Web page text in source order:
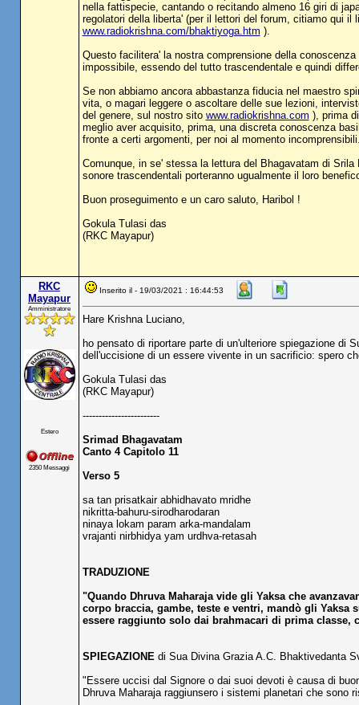
nella fattispecie, cantando o recitando almeno 16 giri di
regolatori della liberta' (per il lettori del forum, citiamo qui
www.radiokrishna.com/bhaktiyoga.htm ).
Questo facilitera' la nostra comprensione della
impossibile, essendo del tutto trascendentale e quindi
Se non abbiamo ancora abbastanza fiducia nel maestro
vita, o magari leggere o ascoltare delle sue lezioni,
del genere, sul nostro sito www.radiokrishna.com ), prima
meglio aver acquisito, prima, una discreta conoscenza
fronte a certi argomenti, per noi al momento
Comunque, in se' stessa la lettura del Bhagavatam di
sonore trascendentali porteranno ugualmente il loro
Buon proseguimento e un caro saluto, Haribol !
Gokula Tulasi das
(RKC Mayapur)
RKC
Mayapur
Amministratore
Estero
2350 Messaggi
Inserito il - 19/03/2021 : 16:44:53
Hare Krishna Luciano,
ho pensato di riportare parte di un'ulteriore spiegazione di
dell'uccisione di un essere vivente in un sacrificio: spero
Gokula Tulasi das
(RKC Mayapur)
------------------------
Srimad Bhagavatam
Canto 4 Capitolo 11
Verso 5
sa tan prisatkair abhidhavato mridhe
nikritta-bahuru-sirodharodaran
ninaya lokam param arka-mandalam
vrajanti nirbhidya yam urdhva-retasah
TRADUZIONE
"Quando Dhruva Maharaja vide gli Yaksa che
corpo braccia, gambe, teste e ventri, mandò gli
essere raggiunto solo dai brahmacari di prima classe,
SPIEGAZIONEdi Sua Divina Grazia A.C. Bhaktivedanta
"Essere uccisi dal Signore o dai suoi devoti è causa di
Dhruva Maharaja raggiunsero i sistemi planetari che sono